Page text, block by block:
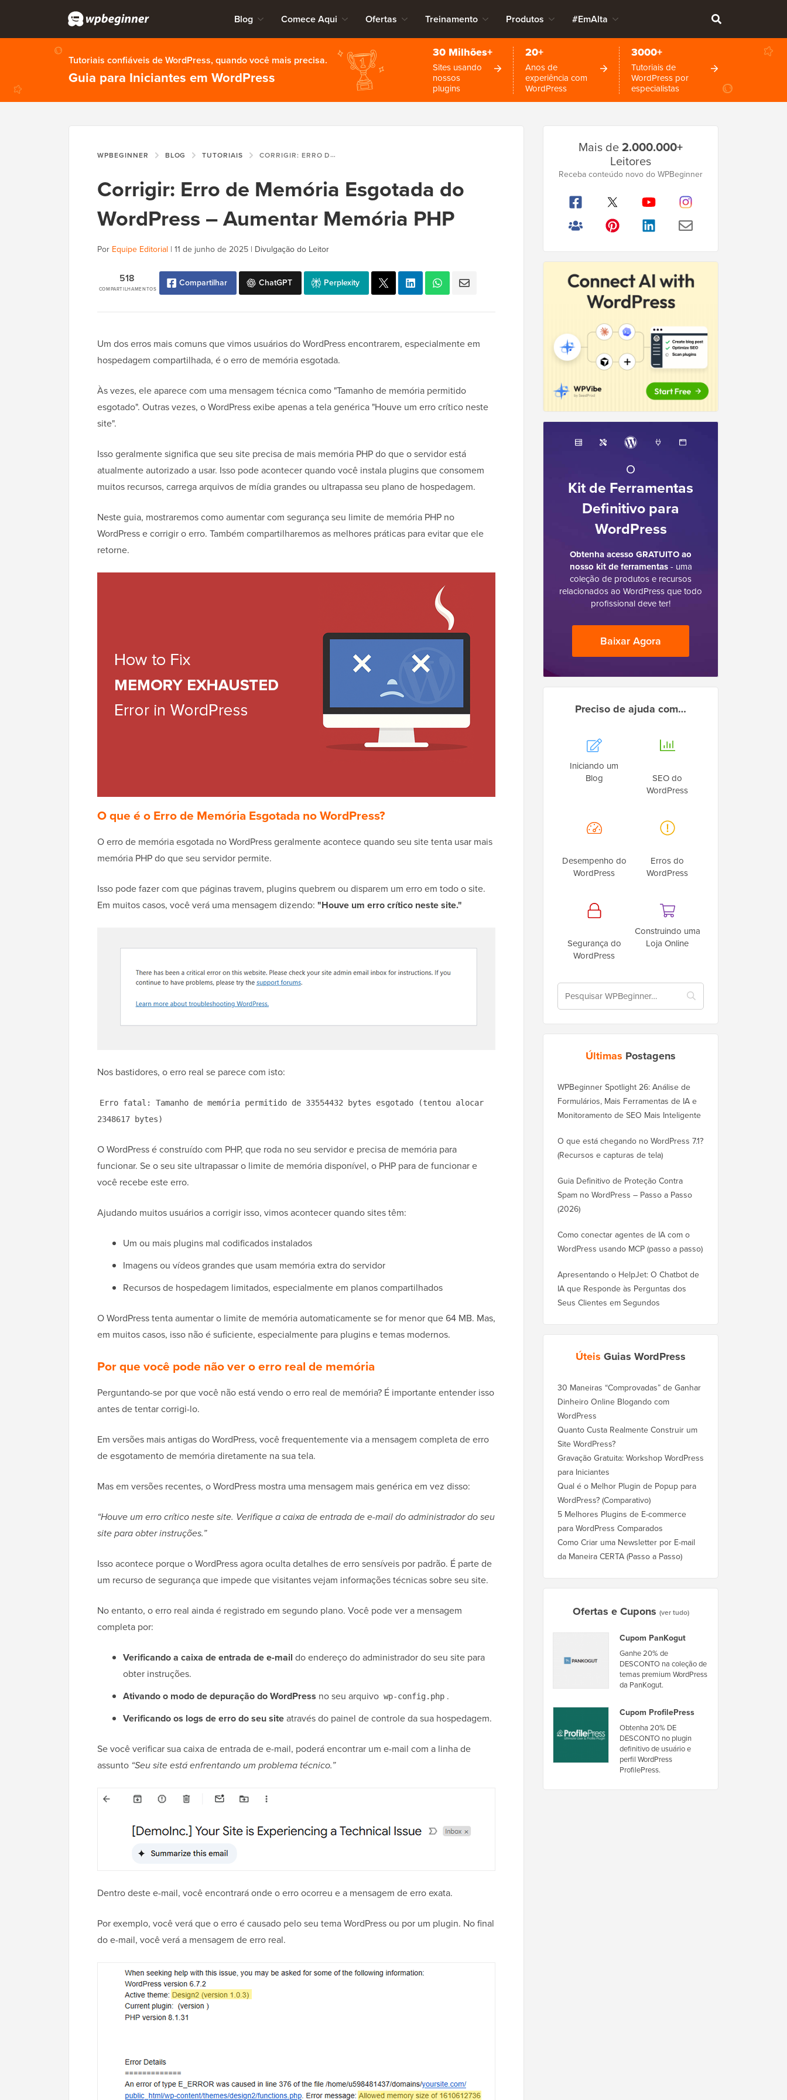
Blog Comece Aqui Ofertas Treinamento Produtos #EmAlta
Tutoriais confiáveis de WordPress, quando você mais precisa.
Guia para Iniciantes em WordPress
30 Milhões+
Sites usando
nossos
plugins
20+
Anos de
experiência com
WordPress
3000+
Tutoriais de
WordPress por
especialistas
WPBEGINNER BLOG TUTORIAIS CORRIGIR: ERRO DE MEMÓRIA ESGOTADA DO WORDPRESS – AUMENTAR MEMÓRIA PHP
Corrigir: Erro de Memória Esgotada do
WordPress – Aumentar Memória PHP
Por Equipe Editorial | 11 de junho de 2025 | Divulgação do Leitor
COMPARTILHAMENTOS
518 Compartilhar ChatGPT Perplexity
Um dos erros mais comuns que vimos usuários do WordPress encontrarem, especialmente em
hospedagem compartilhada, é o erro de memória esgotada.
Às vezes, ele aparece com uma mensagem técnica como "Tamanho de memória permitido
esgotado". Outras vezes, o WordPress exibe apenas a tela genérica "Houve um erro crítico neste
site".
Isso geralmente significa que seu site precisa de mais memória PHP do que o servidor está
atualmente autorizado a usar. Isso pode acontecer quando você instala plugins que consomem
muitos recursos, carrega arquivos de mídia grandes ou ultrapassa seu plano de hospedagem.
Neste guia, mostraremos como aumentar com segurança seu limite de memória PHP no
WordPress e corrigir o erro. Também compartilharemos as melhores práticas para evitar que ele
retorne.
O que é o Erro de Memória Esgotada no WordPress?
O erro de memória esgotada no WordPress geralmente acontece quando seu site tenta usar mais
memória PHP do que seu servidor permite.
Isso pode fazer com que páginas travem, plugins quebrem ou disparem um erro em todo o site.
Em muitos casos, você verá uma mensagem dizendo: "Houve um erro crítico neste site."
Nos bastidores, o erro real se parece com isto:
Erro fatal: Tamanho de memória permitido de 33554432 bytes esgotado (tentou alocar
2348617 bytes)
O WordPress é construído com PHP, que roda no seu servidor e precisa de memória para
funcionar. Se o seu site ultrapassar o limite de memória disponível, o PHP para de funcionar e
você recebe este erro.
Ajudando muitos usuários a corrigir isso, vimos acontecer quando sites têm:
Um ou mais plugins mal codificados instalados
Imagens ou vídeos grandes que usam memória extra do servidor
Recursos de hospedagem limitados, especialmente em planos compartilhados
O WordPress tenta aumentar o limite de memória automaticamente se for menor que 64 MB. Mas,
em muitos casos, isso não é suficiente, especialmente para plugins e temas modernos.
Por que você pode não ver o erro real de memória
Perguntando-se por que você não está vendo o erro real de memória? É importante entender isso
antes de tentar corrigi-lo.
Em versões mais antigas do WordPress, você frequentemente via a mensagem completa de erro
de esgotamento de memória diretamente na sua tela.
Mas em versões recentes, o WordPress mostra uma mensagem mais genérica em vez disso:
“Houve um erro crítico neste site. Verifique a caixa de entrada de e-mail do administrador do seu
site para obter instruções.”
Isso acontece porque o WordPress agora oculta detalhes de erro sensíveis por padrão. É parte de
um recurso de segurança que impede que visitantes vejam informações técnicas sobre seu site.
No entanto, o erro real ainda é registrado em segundo plano. Você pode ver a mensagem
completa por:
Verificando a caixa de entrada de e-mail do endereço do administrador do seu site para
obter instruções.
Ativando o modo de depuração do WordPress no seu arquivo wp-config.php .
Verificando os logs de erro do seu siteatravés do painel de controle da sua hospedagem.
Se você verificar sua caixa de entrada de e-mail, poderá encontrar um e-mail com a linha de
assunto “Seu site está enfrentando um problema técnico.”
Dentro deste e-mail, você encontrará onde o erro ocorreu e a mensagem de erro exata.
Por exemplo, você verá que o erro é causado pelo seu tema WordPress ou por um plugin. No final
do e-mail, você verá a mensagem de erro real.
Lateral
Principal
Mais de2.000.000+
Leitores
Receba conteúdo novo do WPBeginner
O
Kit de Ferramentas
Definitivo para
WordPress
Obtenha acesso GRATUITO ao
nosso kit de ferramentas- uma
coleção de produtos e recursos
relacionados ao WordPress que todo
profissional deve ter!
Baixar Agora
Preciso de ajuda com…
Iniciando um
Blog
SEO do
WordPress
Desempenho do
WordPress
Erros do
WordPress
Segurança do
WordPress
Construindo uma
Loja Online
Últimas Postagens
WPBeginner Spotlight 26: Análise de
Formulários, Mais Ferramentas de IA e
Monitoramento de SEO Mais Inteligente
O que está chegando no WordPress 7.1?
(Recursos e capturas de tela)
Guia Definitivo de Proteção Contra
Spam no WordPress – Passo a Passo
(2026)
Como conectar agentes de IA com o
WordPress usando MCP (passo a passo)
Apresentando o HelpJet: O Chatbot de
IA que Responde às Perguntas dos
Seus Clientes em Segundos
Úteis Guias WordPress
30 Maneiras “Comprovadas” de Ganhar
Dinheiro Online Blogando com
WordPress
Quanto Custa Realmente Construir um
Site WordPress?
Gravação Gratuita: Workshop WordPress
para Iniciantes
Qual é o Melhor Plugin de Popup para
WordPress? (Comparativo)
5 Melhores Plugins de E-commerce
para WordPress Comparados
Como Criar uma Newsletter por E-mail
da Maneira CERTA (Passo a Passo)
Ofertas e Cupons (ver tudo)
Cupom PanKogut
Ganhe 20% de
DESCONTO na coleção de
temas premium WordPress
da PanKogut.
Cupom ProfilePress
Obtenha 20% DE
DESCONTO no plugin
definitivo de usuário e
perfil WordPress
ProfilePress.